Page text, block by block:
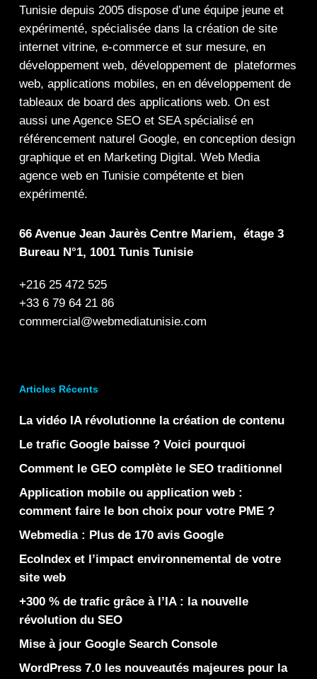
Tunisie depuis 2005 dispose d’une équipe jeune et
expérimenté, spécialisée dans la création de site
internet vitrine, e-commerceet sur mesure, en
développement web, développement de plateformes
web, applications mobiles, en en développement de
tableaux de board des applications web. On est
aussi une Agence SEOet SEAspécialisé en
référencement naturel Google, en conception design
graphiqueet en Marketing Digital . Web Media
agence web en Tunisie compétente et bien
expérimenté.
66 Avenue Jean Jaurès Centre Mariem, étage 3
Bureau N°1, 1001 Tunis Tunisie
+216 25 472 525
+33 6 79 64 21 86
commercial@webmediatunisie.com
Articles Récents
La vidéo IA révolutionne la création de contenu
Le trafic Google baisse ? Voici pourquoi
Comment le GEO complète le SEO traditionnel
Application mobile ou application web :
comment faire le bon choix pour votre PME ?
Webmedia : Plus de 170 avis Google
EcoIndex et l’impact environnemental de votre
site web
+300 % de trafic grâce à l’IA : la nouvelle
révolution du SEO
Mise à jour Google Search Console
WordPress 7.0 les nouveautés majeures pour la